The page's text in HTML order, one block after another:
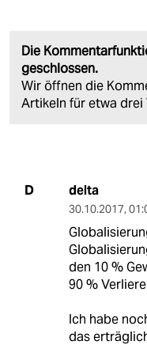
Die
geschlossen.
Wir öffnen die
Artikeln für etwa drei
D delta
30.10.2017,
den 10 %
90 %
Ich habe
das